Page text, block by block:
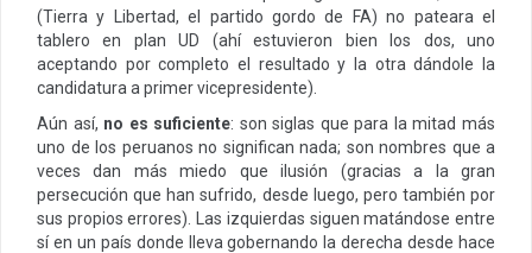
(Tierra y Libertad, el partido gordo de FA) no pateara el
tablero en plan UD (ahí estuvieron bien los dos, uno
aceptando por completo el resultado y la otra dándole la
candidatura a primer vicepresidente).
Aún así, no es suficiente: son siglas que para la mitad más
uno de los peruanos no significan nada; son nombres que a
veces dan más miedo que ilusión (gracias a la gran
persecución que han sufrido, desde luego, pero también por
sus propios errores). Las izquierdas siguen matándose entre
sí en un país donde lleva gobernando la derecha desde hace